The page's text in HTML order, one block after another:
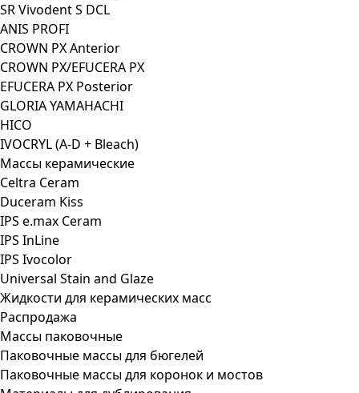
SR Vivodent S DCL
ANIS PROFI
CROWN PX Anterior
CROWN PX/EFUCERA PX
EFUCERA PX Posterior
GLORIA YAMAHACHI
HICO
IVOCRYL (A-D + Bleach)
Массы керамические
Celtra Ceram
Duceram Kiss
IPS e.max Ceram
IPS InLine
IPS Ivocolor
Universal Stain and Glaze
Жидкости для керамических масс
Распродажа
Массы паковочные
Паковочные массы для бюгелей
Паковочные массы для коронок и мостов